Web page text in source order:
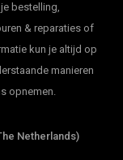
bestelling,
& reparaties of
kun je altijd op
manieren
opnemen.
Netherlands)